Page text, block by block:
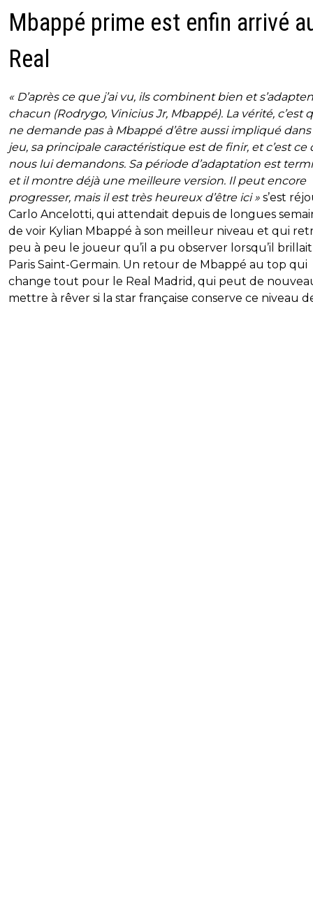
Mbappé prime est enfin arrivé
Real
« D’après ce que j’ai vu, ils combinent bien et
chacun (Rodrygo, Vinicius Jr, Mbappé). La vérité, c’est
ne demande pas à Mbappé d’être aussi impliqué dans
jeu, sa principale caractéristique est de finir, et c’est ce
nous lui demandons. Sa période d’adaptation est
et il montre déjà une meilleure version. Il peut encore
progresser, mais il est très heureux d’être ici » s’est
Carlo Ancelotti, qui attendait depuis de longues
de voir Kylian Mbappé à son meilleur niveau et qui
peu à peu le joueur qu’il a pu observer lorsqu’il
Paris Saint-Germain. Un retour de Mbappé au top qui
change tout pour le Real Madrid, qui peut de
mettre à rêver si la star française conserve ce niveau